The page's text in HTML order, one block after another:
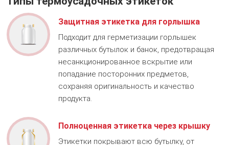
Защитная этикетка для горлышка
Подходит для герметизации горлышек
различных бутылок и банок, предотвращая
несанкционированное вскрытие или
попадание посторонних предметов,
сохраняя оригинальность и качество
продукта.
Полноценная этикетка через крышку
Этикетки покрывают всю бутылку, от